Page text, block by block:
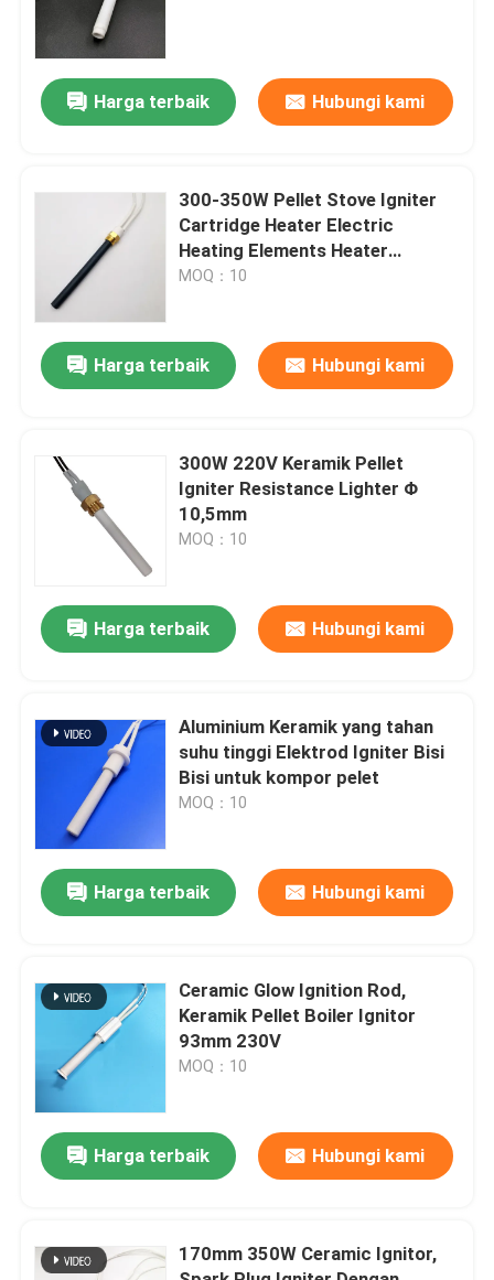
Rumah
Pertunjukan VR
Tentang kami
Tur Pabrik
Kontrol kualitas
Hubungi kami
Permintaan Penawaran
Harga terbaik Hubungi kami
300-350W Pellet Stove Igniter
Cartridge Heater Electric
Heating Elements Heater
Keramik
MOQ：10
Harga terbaik Hubungi kami
300W 220V Keramik Pellet
Igniter Resistance Lighter Φ
10,5mm
MOQ：10
Harga terbaik Hubungi kami
Aluminium Keramik yang tahan
suhu tinggi Elektrod Igniter Bisi
Bisi untuk kompor pelet
MOQ：10
Harga terbaik Hubungi kami
Ceramic Glow Ignition Rod,
Keramik Pellet Boiler Ignitor
93mm 230V
MOQ：10
Harga terbaik Hubungi kami
170mm 350W Ceramic Ignitor,